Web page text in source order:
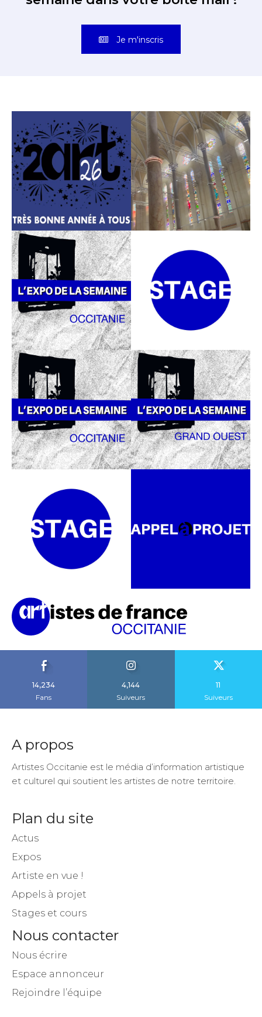
Je m'inscris
14,234
Fans
4,144
Suiveurs
11
Suiveurs
A propos
Artistes Occitanie est le média d’information artistique
et culturel qui soutient les artistes de notre territoire.
Plan du site
Actus
Expos
Artiste en vue !
Appels à projet
Stages et cours
Nous contacter
Nous écrire
Espace annonceur
Rejoindre l’équipe